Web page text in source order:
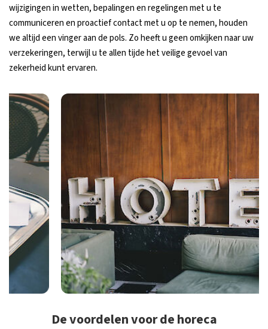
wijzigingen in wetten, bepalingen en regelingen met u te
communiceren en proactief contact met u op te nemen, houden
we altijd een vinger aan de pols. Zo heeft u geen omkijken naar uw
verzekeringen, terwijl u te allen tijde het veilige gevoel van
zekerheid kunt ervaren.
De voordelen voor de horeca